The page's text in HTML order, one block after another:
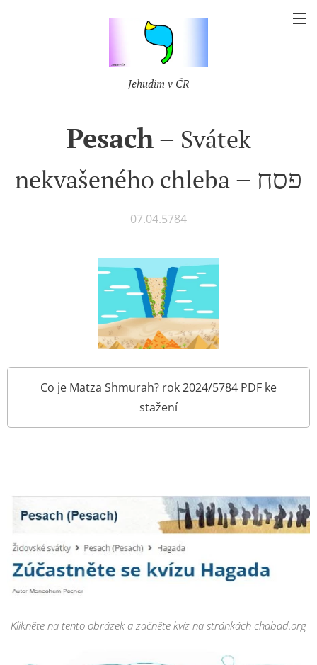
Jehudim v ČR
Pesach– Svátek
nekvašeného chleba
– פסח
07.04.5784
Co je Matza Shmurah? rok 2024/5784 PDF ke
stažení
Klikněte na tento obrázek a začněte kvíz na stránkách chabad.org